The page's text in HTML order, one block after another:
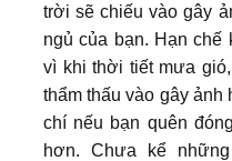
trời sẽ chiếu vào gây
ngủ của bạn. Hạn
vì khi thời tiết mưa
thẩm thấu vào gây
chí nếu bạn quên
hơn. Chưa kể